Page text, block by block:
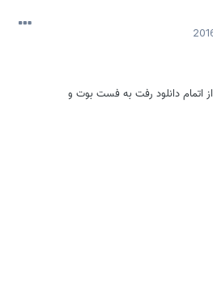
اتمام دانلود رفت به فست بوت و